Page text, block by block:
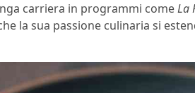
carriera in programmi comeLa
la sua passione culinaria si